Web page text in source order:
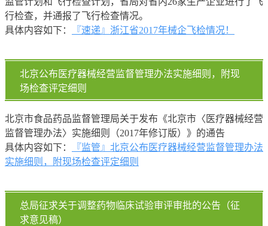
行检查，并通报了飞行检查情况。
具体内容如下：
『速递』浙江省2017年械企飞检情况！
北京公布医疗器械经营监督管理办法实施细则，附现
场检查评定细则
北京市食品药品监督管理局关于发布《北京市〈医疗器械经营
监督管理办法〉实施细则（2017年修订版）》的通告
具体内容如下：
『监管』北京公布医疗器械经营监督管理办法
实施细则，附现场检查评定细则
总局征求关于调整药物临床试验审评审批的公告（征
求意见稿）